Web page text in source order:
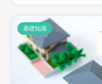
基礎知識